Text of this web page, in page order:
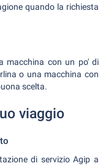
quando la richiesta
macchina con un po' di
o una macchina con
scelta.
viaggio
di servizio Agip a